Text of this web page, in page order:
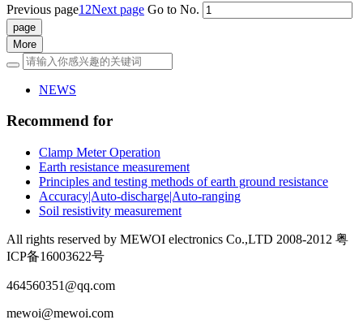
Previous page1 2Next page Go to No.
More
NEWS
Recommend for
Clamp Meter Operation
Earth resistance measurement
Principles and testing methods of earth ground resistance
Accuracy|Auto-discharge|Auto-ranging
Soil resistivity measurement
All rights reserved by MEWOI electronics Co.,LTD 2008-2012 粤
ICP备16003622号
464560351@qq.com
mewoi@mewoi.com